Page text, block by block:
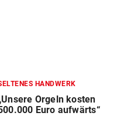
HANDWERK
Orgeln kosten
Euro aufwärts“